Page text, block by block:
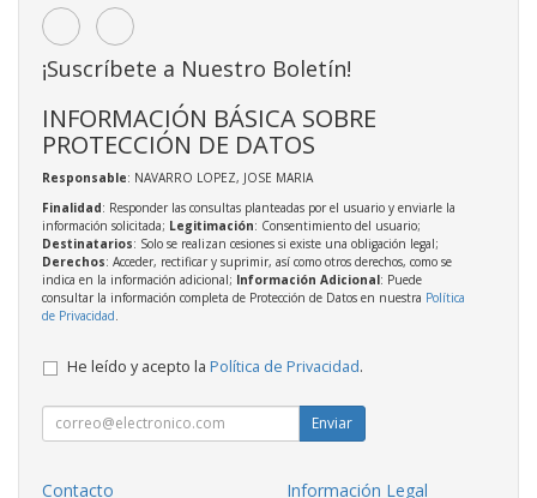
¡Suscríbete a Nuestro Boletín!
INFORMACIÓN BÁSICA SOBRE
PROTECCIÓN DE DATOS
Responsable: NAVARRO LOPEZ, JOSE MARIA
Finalidad: Responder las consultas planteadas por el usuario y enviarle la
información solicitada; Legitimación: Consentimiento del usuario;
Destinatarios: Solo se realizan cesiones si existe una obligación legal;
Derechos: Acceder, rectificar y suprimir, así como otros derechos, como se
indica en la información adicional; Información Adicional: Puede
consultar la información completa de Protección de Datos en nuestra Política
de Privacidad
He leído y acepto la Política de Privacidad.
Enviar
Contacto Información Legal